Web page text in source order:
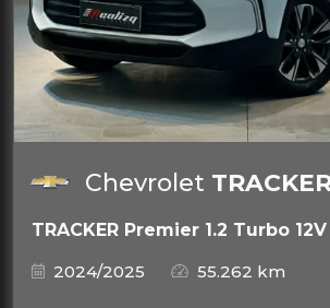
Chevrolet
TRACKER Premier 1.2 Turbo
2024/2025
55.262 km